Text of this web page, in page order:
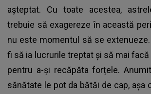
așteptat. Cu toate acestea,
trebuie să exagereze în această
nu este momentul să se
fi să ia lucrurile treptat și să mai
pentru a-și recăpăta forțele.
sănătate le pot da bătăi de cap, așa